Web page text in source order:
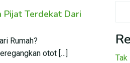
Pijat Terdekat Dari
Rumah?
otot […]
Tak